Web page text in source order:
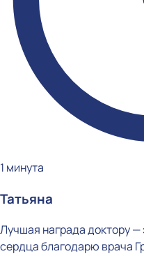
1 минута
Татьяна
Лучшая награда доктору
сердца благодарю врача